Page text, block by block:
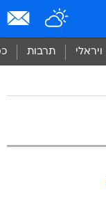
ויראלי תרבות